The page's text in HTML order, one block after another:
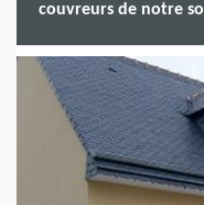
couvreurs de notre